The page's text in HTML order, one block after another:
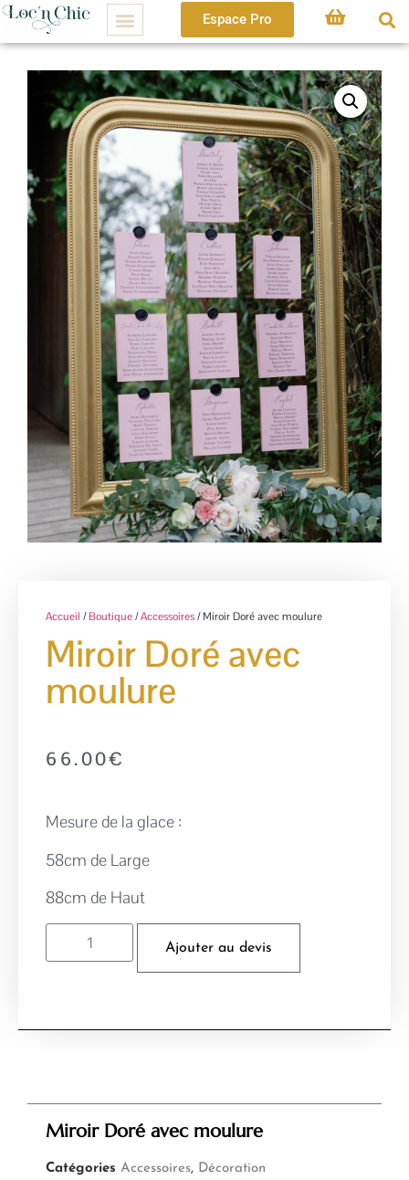
Espace Pro
Accueil /Boutique/Accessoires/ Miroir Doré avec moulure
Miroir Doré avec
moulure
66.00€
Mesure de la glace :
58cm de Large
88cm de Haut
Ajouter au devis
Miroir Doré avec moulure
Catégories Accessoires, Décoration